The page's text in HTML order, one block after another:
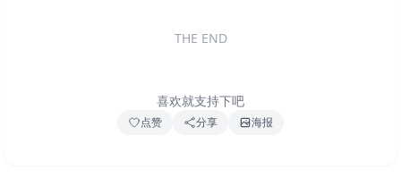
THE END
喜欢就支持下吧
点赞 分享 海报